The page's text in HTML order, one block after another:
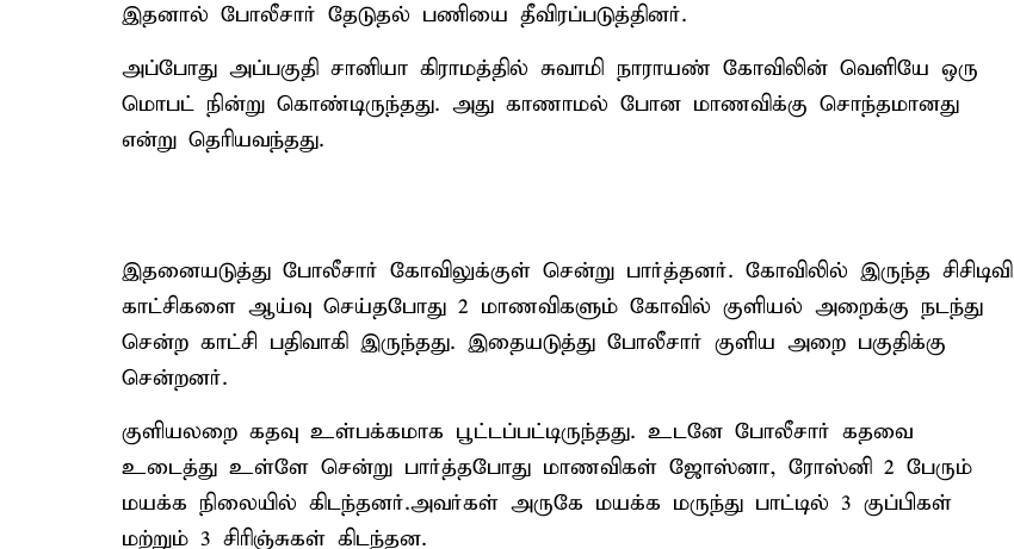
இதனால் போலீசார் தேடுதல் பணியை தீவிரப்படுத்தினர்.
அப்போது அப்பகுதி சானியா கிராமத்தில் சுவாமி நாராயண் கோவிலின் வெளியே ஒரு
மொபட் நின்று கொண்டிருந்தது. அது காணாமல் போன மாணவிக்கு சொந்தமானது
என்று தெரியவந்தது.
இதனையடுத்து போலீசார் கோவிலுக்குள் சென்று பார்த்தனர். கோவிலில் இருந்த சிசிடிவி
காட்சிகளை ஆய்வு செய்தபோது 2 மாணவிகளும் கோவில் குளியல் அறைக்கு நடந்து
சென்ற காட்சி பதிவாகி இருந்தது. இதையடுத்து போலீசார் குளிய அறை பகுதிக்கு
சென்றனர்.
குளியலறை கதவு உள்பக்கமாக பூட்டப்பட்டிருந்தது. உடனே போலீசார் கதவை
உடைத்து உள்ளே சென்று பார்த்தபோது மாணவிகள் ஜோஸ்னா, ரோஸ்னி 2 பேரும்
மயக்க நிலையில் கிடந்தனர்.அவர்கள் அருகே மயக்க மருந்து பாட்டில் 3 குப்பிகள்
மற்றும் 3 சிரிஞ்சுகள் கிடந்தன.